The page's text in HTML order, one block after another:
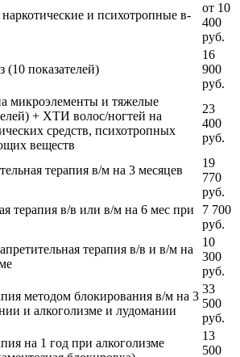
и психотропные в-
от 10
400
руб.
(10 показателей)
16
900
руб.
микроэлементы и тяжелые
+ ХТИ волос/ногтей на
средств, психотропных
веществ
23
400
руб.
терапия в/м на 3 месяцев
19
770
руб.
терапия в/в или в/м на 6 мес при
7 700
руб.
терапия в/в и в/м на
10
300
руб.
методом блокирования в/м на 3
и алкоголизме и лудомании
33
500
руб.
на 1 год при алкоголизме
13
500